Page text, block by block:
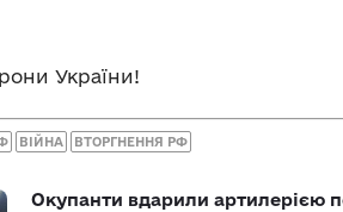
України!
ВІЙНА ВТОРГНЕННЯ РФ
Окупанти вдарили артилерією